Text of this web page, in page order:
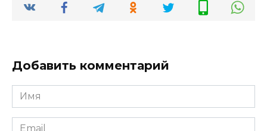
Добавить комментарий
Имя
*
Email